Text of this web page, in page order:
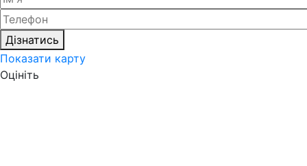
Дізнатись
Показати карту
Оцініть